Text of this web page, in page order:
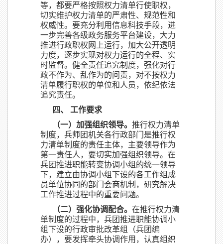
等，都要严格按照权力清单行使职权，
切实维护权力清单的严肃性、规范性和
权威性。要充分利用信息科技手段，进
一步完善各级政务服务平台建设，大力
推进行政职权网上运行，加大公开透明
力度，逐步实现对权力运行的全程、实
时监督。健全责任追究制度，强化对行
政不作为、乱作为的问责，对不按权力
清单履行职权的单位和人员，依纪依法
追究责任。
四、 工作要求
（一）加强组织领导。 推行权力清单
制度，兵师团机关各行政部门是推行权
力清单制度的责任主体，主要领导作为
第一责任人，要切实加强组织领导。在
兵团推进职能转变协调小组的统一领导
下，建立由协调小组下设的各工作组成
员单位协同的部门会商机制，研究解决
工作推进过程中的重要问题。
（二）强化协调配合。 在推行权力清
单制度的过程中，兵团推进职能协调小
组下设的行政审批改革组（兵团编
办），要发挥牵头协调作用，认真组织